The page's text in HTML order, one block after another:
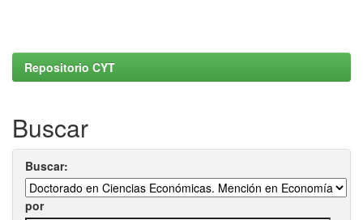
Repositorio CYT
Buscar
Buscar:
por